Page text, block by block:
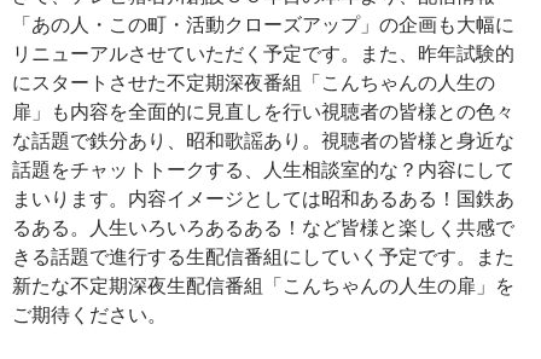
「あの人・この町・活動クローズアップ」の企画も大幅に
リニューアルさせていただく予定です。また、昨年試験的
にスタートさせた不定期深夜番組「こんちゃんの人生の
扉」も内容を全面的に見直しを行い視聴者の皆様との色々
な話題で鉄分あり、昭和歌謡あり。視聴者の皆様と身近な
話題をチャットトークする、人生相談室的な？内容にして
まいります。内容イメージとしては昭和あるある！国鉄あ
るある。人生いろいろあるある！など皆様と楽しく共感で
きる話題で進行する生配信番組にしていく予定です。また
新たな不定期深夜生配信番組「こんちゃんの人生の扉」を
ご期待ください。